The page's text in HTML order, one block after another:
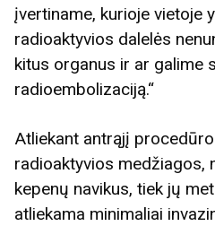
įvertiname, kurioje vietoje
radioaktyvios dalelės
kitus organus ir ar galime
radioembolizaciją.“
Atliekant antrąjį
radioaktyvios medžiagos,
kepenų navikus, tiek jų
atliekama minimaliai